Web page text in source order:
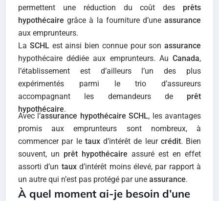
permettent une réduction du coût des prêts
hypothécaire grâce à la fourniture d’une assurance
aux emprunteurs.
La SCHL est ainsi bien connue pour son assurance
hypothécaire dédiée aux emprunteurs. Au Canada,
l’établissement est d’ailleurs l’un des plus
expérimentés parmi le trio d’assureurs
accompagnant les demandeurs de prêt
hypothécaire.
Avec l’assurance hypothécaire SCHL, les avantages
promis aux emprunteurs sont nombreux, à
commencer par le tauxd’intérêt de leur crédit. Bien
souvent, un prêt hypothécaire assuré est en effet
assorti d’un tauxd’intérêt moins élevé, par rapport à
un autre qui n’est pas protégé par une assurance.
À quel moment ai-je besoin d’une